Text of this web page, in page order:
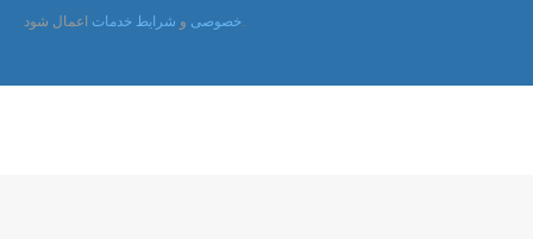
خصوصی و شرایط خدمات اعمال شود .